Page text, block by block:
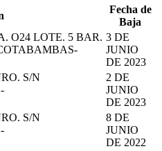
Fecha de
Baja
O24 LOTE. 5 BAR. 3 DE
JUNIO
DE 2023
S/N
2 DE
JUNIO
DE 2023
S/N
8 DE
JUNIO
DE 2022